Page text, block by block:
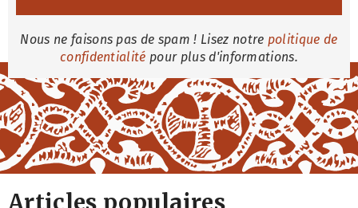
Nous ne faisons pas de spam ! Lisez notre politique de
confidentialité pour plus d'informations.
Articles populaires